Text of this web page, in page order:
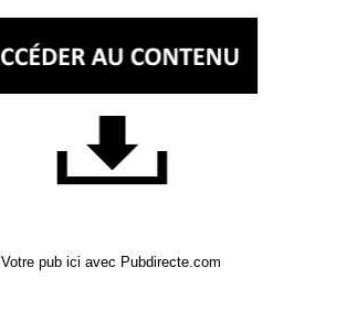
Votre pub ici avec Pubdirecte.com